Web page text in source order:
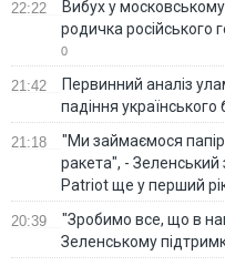
22:22
Вибух у
родичка російського
0
21:42
Первинний аналіз
падіння українського
21:18
"Ми займаємося
ракета", - Зеленський
Patriot ще у перший
20:39
"Зробимо все, що в
Зеленському